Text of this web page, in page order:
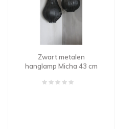
Zwart metalen
hanglamp Micha 43 cm